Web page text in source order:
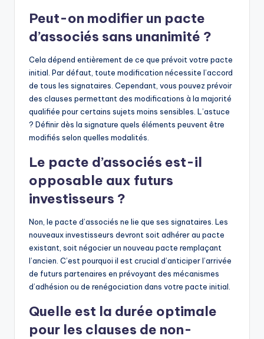
Peut-on modifier un pacte
d’associés sans unanimité ?
Cela dépend entièrement de ce que prévoit votre pacte
initial. Par défaut, toute modification nécessite l’accord
de tous les signataires. Cependant, vous pouvez prévoir
des clauses permettant des modifications à la majorité
qualifiée pour certains sujets moins sensibles. L’astuce
? Définir dès la signature quels éléments peuvent être
modifiés selon quelles modalités.
Le pacte d’associés est-il
opposable aux futurs
investisseurs ?
Non, le pacte d’associés ne lie que ses signataires. Les
nouveaux investisseurs devront soit adhérer au pacte
existant, soit négocier un nouveau pacte remplaçant
l’ancien. C’est pourquoi il est crucial d’anticiper l’arrivée
de futurs partenaires en prévoyant des mécanismes
d’adhésion ou de renégociation dans votre pacte initial.
Quelle est la durée optimale
pour les clauses de non-